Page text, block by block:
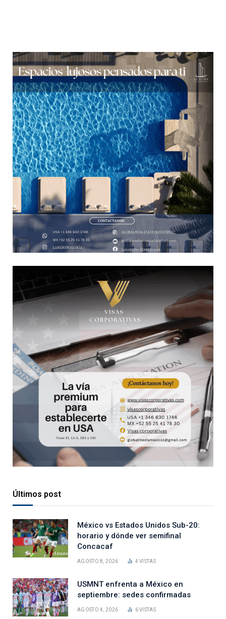
Últimos post
México vs Estados Unidos Sub-20:
horario y dónde ver semifinal
Concacaf
AGOSTO 8, 2026 4VISTAS
USMNT enfrenta a México en
septiembre: sedes confirmadas
AGOSTO 4, 2026 6VISTAS